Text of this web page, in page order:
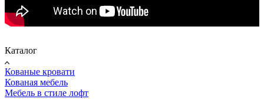
Каталог
Кованые кровати
Кованая мебель
Мебель в стиле лофт